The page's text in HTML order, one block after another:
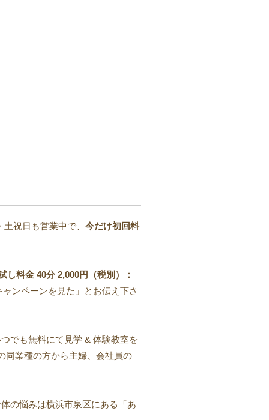
土祝日も営業中で、今だけ初回料
料金 40分 2,000円（税別）：
ンペーンを見た」とお伝え下さ
でも無料にて見学 & 体験教室を
同業種の方から主婦、会社員の
の悩みは横浜市泉区にある「あ